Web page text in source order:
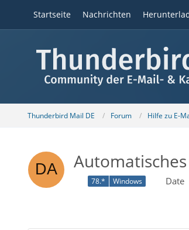
Startseite Nachrichten
Thunderbird Mail DE Forum Hilfe zu E-
78.* Windows Date